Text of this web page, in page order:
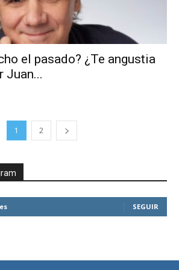
el pasado? ¿Te angustia
Juan...
1 2
SEGUIR